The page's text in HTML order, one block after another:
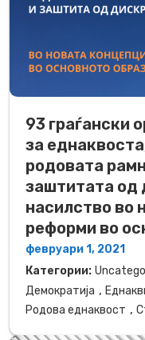
93 граѓански
за
родовата
заштитата од
насилство во
реформи во
февруари 1, 2021
Категории:
Демократија ,
Родова еднаквост ,